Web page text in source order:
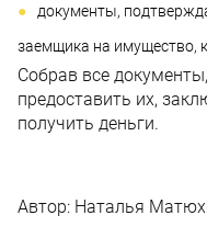
документы,
заемщика на имущество,
Собрав все
предоставить их,
получить деньги.
Автор: Наталья